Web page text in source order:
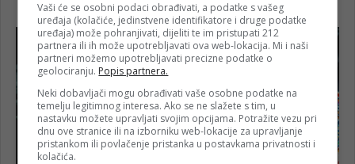
Vaši će se osobni podaci obrađivati, a podatke s vašeg
uređaja (kolačiće, jedinstvene identifikatore i druge podatke
uređaja) može pohranjivati, dijeliti te im pristupati 212
partnera ili ih može upotrebljavati ova web-lokacija. Mi i naši
partneri možemo upotrebljavati precizne podatke o
geolociranju. Popis partnera.
Neki dobavljači mogu obrađivati vaše osobne podatke na
temelju legitimnog interesa. Ako se ne slažete s tim, u
nastavku možete upravljati svojim opcijama. Potražite vezu pri
dnu ove stranice ili na izborniku web-lokacije za upravljanje
pristankom ili povlačenje pristanka u postavkama privatnosti i
kolačića.